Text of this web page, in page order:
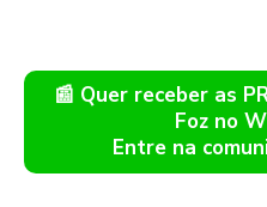
📰 Quer receber as
Foz no
Entre na